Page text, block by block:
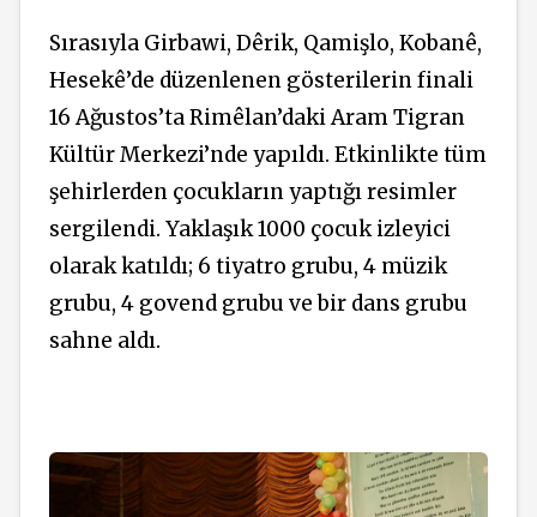
Sırasıyla Girbawi, Dêrik, Qamişlo, Kobanê,
Hesekê’de düzenlenen gösterilerin finali
16 Ağustos’ta Rimêlan’daki Aram Tigran
Kültür Merkezi’nde yapıldı. Etkinlikte tüm
şehirlerden çocukların yaptığı resimler
sergilendi. Yaklaşık 1000 çocuk izleyici
olarak katıldı; 6 tiyatro grubu, 4 müzik
grubu, 4 govend grubu ve bir dans grubu
sahne aldı.